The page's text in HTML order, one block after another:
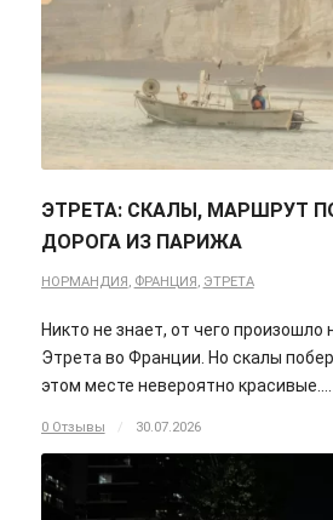
ЭТРЕТА: СКАЛЫ, МАРШРУТ
ДОРОГА ИЗ ПАРИЖА
НОРМАНДИЯ , ФРАНЦИЯ , ЭТРЕТА
Никто не знает, от чего произошло
Этрета во Франции. Но скалы
этом месте невероятно красивые.…
0 Отзывы / 30.07.2026